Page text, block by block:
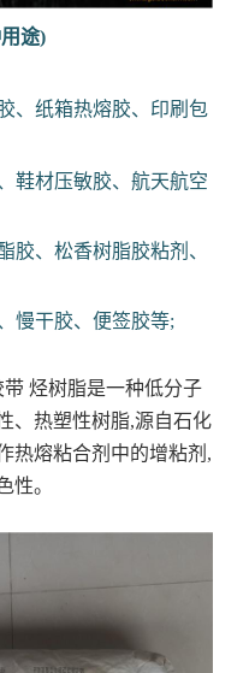
途)
、纸箱热熔胶、印刷包
鞋材压敏胶、航天航空
胶、松香树脂胶粘剂、
慢干胶、便签胶等;
带 烃树脂是一种低分子
、热塑性树脂,源自石化
热熔粘合剂中的增粘剂,
性。